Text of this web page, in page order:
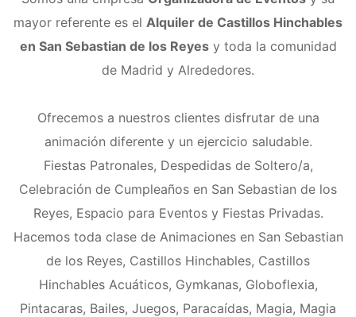
mayor referente es el Alquiler de Castillos Hinchables
en San Sebastian de los Reyesy toda la comunidad
de Madrid y Alrededores.
Ofrecemos a nuestros clientes disfrutar de una
animación diferente y un ejercicio saludable.
Fiestas Patronales, Despedidas de Soltero/a,
Celebración de Cumpleaños en San Sebastian de los
Reyes, Espacio para Eventos y Fiestas Privadas.
Hacemos toda clase de Animaciones en San Sebastian
de los Reyes, Castillos Hinchables, Castillos
Hinchables Acuáticos, Gymkanas, Globoflexia,
Pintacaras, Bailes, Juegos, Paracaídas, Magia, Magia